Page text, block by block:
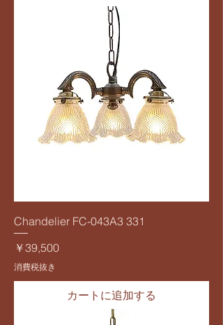
Chandelier FC-043A3 331
価格
￥39,500
消費税抜き
カートに追加する